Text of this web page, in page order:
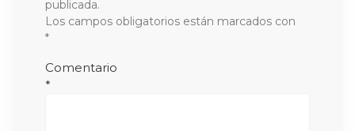
publicada.
Los campos obligatorios están marcados con
*
Comentario
*